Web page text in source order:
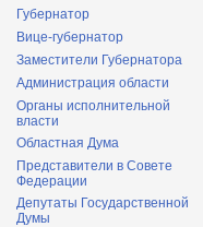
Губернатор
Вице-губернатор
Заместители Губернатора
Администрация области
Органы исполнительной
власти
Областная Дума
Представители в Совете
Федерации
Депутаты Государственной
Думы